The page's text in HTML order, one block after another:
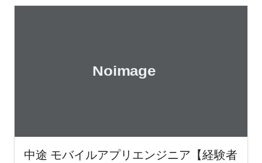
中途 モバイルアプリエンジニア【経験者